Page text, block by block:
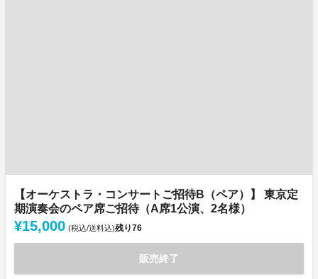
【オーケストラ・コンサートご招待B（ペア）】 東京定
期演奏会のペア席ご招待（A席1公演、2名様）
¥15,000 (税込/送料込)残り76
販売終了